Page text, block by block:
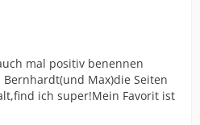
mal positiv benennen
Max)die Seiten
ich super!Mein Favorit ist